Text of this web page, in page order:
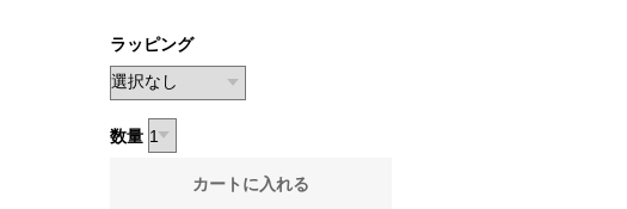
ラッピング
数量
カートに入れる